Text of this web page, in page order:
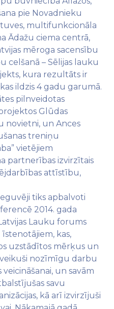
pie Novadnieku
multifunkcionāla
Ādažu ciema centrā,
mēroga sacensību
celšanā – Sēlijas lauku
kura rezultāts ir
ildzis 4 gadu garumā.
pilnveidotas
Glūdas
novietni, un Ances
treniņu
vietējiem
partnerības izvirzītais
attīstību,
tiks apbalvoti
2014. gada
Lauku forums
kas,
uzstādītos mērķus un
nozīmīgu darbu
un savām
savu
kā arī izvirzījuši